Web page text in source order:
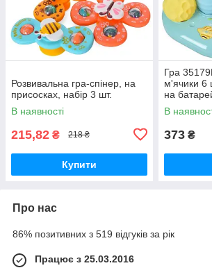
Розвивальна гра-спінер, на
присосках, набір 3 шт.
В наявності
215,82 ₴ 218 ₴
Купити
Гра
м'ячики 6
на
В
373 ₴
Про нас
86% позитивних з 519 відгуків за рік
Працює з 25.03.2016